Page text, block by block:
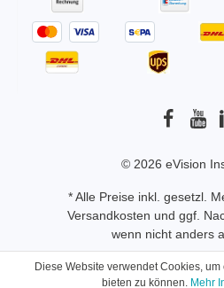
© 2026 eVision
* Alle Preise inkl. gesetzl.
Versandkosten und ggf.
wenn nicht anders
Diese Website verwendet Cookies,
bieten zu können. Mehr